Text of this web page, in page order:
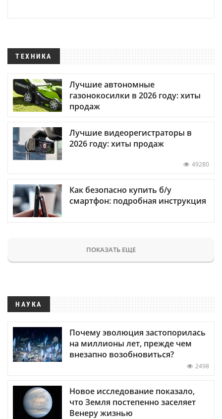
ТЕХНИКА
Лучшие автономные
газонокосилки в 2026 году: хиты
продаж
Лучшие видеорегистраторы в
2026 году: хиты продаж
49280
Как безопасно купить б/у
смартфон: подробная инструкция
ПОКАЗАТЬ ЕЩЕ
НАУКА
Почему эволюция застопорилась
на миллионы лет, прежде чем
внезапно возобновиться?
2498
Новое исследование показало,
что Земля постепенно заселяет
Венеру жизнью